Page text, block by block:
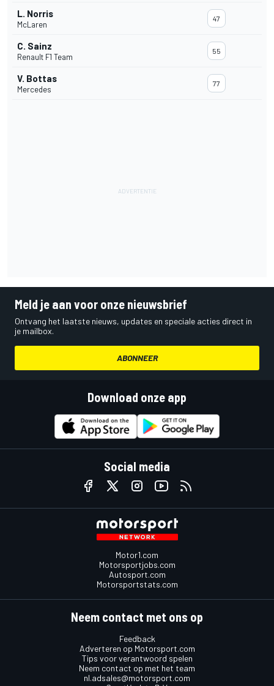
L. Norris
McLaren
47
C. Sainz
Renault F1 Team
55
V. Bottas
Mercedes
77
Meld je aan voor onze nieuwsbrief
Ontvang het laatste nieuws, updates en speciale acties direct in
je mailbox.
ABONNEER
Download onze app
Social media
Motor1.com
Motorsportjobs.com
Autosport.com
Motorsportstats.com
Neem contact met ons op
Feedback
Adverteren op Motorsport.com
Tips voor verantwoord spelen
Neem contact op met het team
nl.adsales@motorsport.com